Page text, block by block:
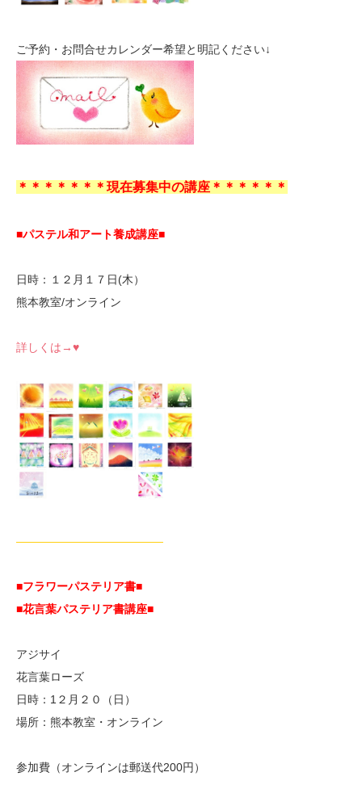
ご予約・お問合せカレンダー希望と明記ください↓
＊＊＊＊＊＊＊現在募集中の講座＊＊＊＊＊＊
■パステル和アート養成講座■
日時：１２月１７日(木）
熊本教室/オンライン
詳しくは→♥
—————————————
■フラワーパステリア書■
■花言葉パステリア書講座■
アジサイ
花言葉ローズ
日時：1２月２０（日）
場所：熊本教室・オンライン
参加費（オンラインは郵送代200円）